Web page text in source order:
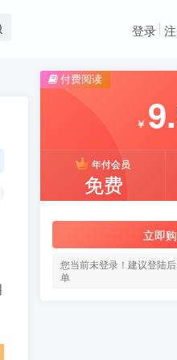
登录
付费阅读
￥
年付会员
免费
立即
您当前未登录！建议登陆
单